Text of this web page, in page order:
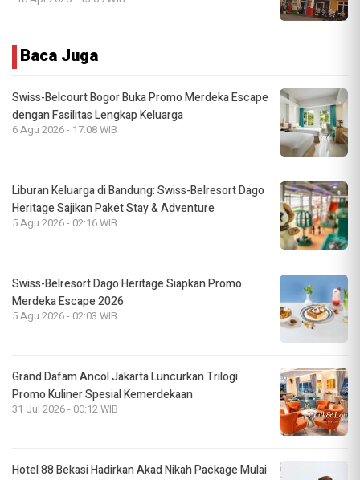
Baca Juga
Swiss-Belcourt Bogor Buka Promo Merdeka Escape
dengan Fasilitas Lengkap Keluarga
6 Agu 2026 - 17:08 WIB
Liburan Keluarga di Bandung: Swiss-Belresort Dago
Heritage Sajikan Paket Stay & Adventure
5 Agu 2026 - 02:16 WIB
Swiss-Belresort Dago Heritage Siapkan Promo
Merdeka Escape 2026
5 Agu 2026 - 02:03 WIB
Grand Dafam Ancol Jakarta Luncurkan Trilogi
Promo Kuliner Spesial Kemerdekaan
31 Jul 2026 - 00:12 WIB
Hotel 88 Bekasi Hadirkan Akad Nikah Package Mulai